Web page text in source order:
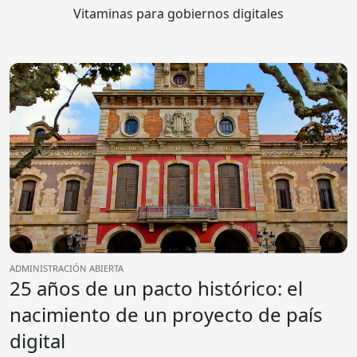
Vitaminas para gobiernos digitales
ADMINISTRACIÓN ABIERTA
25 años de un pacto histórico: el
nacimiento de un proyecto de país
digital